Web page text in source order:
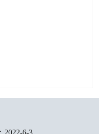
2022-6-3